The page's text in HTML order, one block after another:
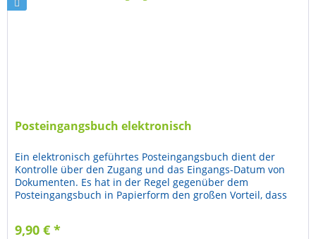
Posteingangsbuch elektronisch
Ein elektronisch geführtes Posteingangsbuch dient der
Kontrolle über den Zugang und das Eingangs-Datum von
Dokumenten. Es hat in der Regel gegenüber dem
Posteingangsbuch in Papierform den großen Vorteil, dass
9,90 € *